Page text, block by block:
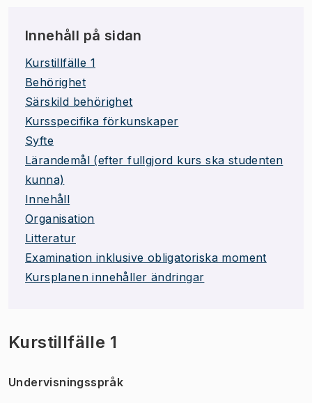
Innehåll på sidan
Kurstillfälle 1
Behörighet
Särskild behörighet
Kursspecifika förkunskaper
Syfte
Lärandemål (efter fullgjord kurs ska studenten
kunna)
Innehåll
Organisation
Litteratur
Examination inklusive obligatoriska moment
Kursplanen innehåller ändringar
Kurstillfälle 1
Undervisningsspråk